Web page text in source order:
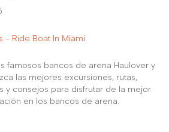
famosos bancos de arena Haulover y
las mejores excursiones, rutas,
y consejos para disfrutar de la mejor
en los bancos de arena.